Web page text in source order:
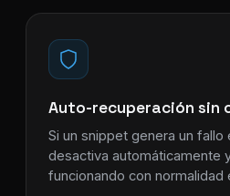
Auto-recuperación sin
Si un snippet genera un fallo
desactiva automáticamente
funcionando con normalidad